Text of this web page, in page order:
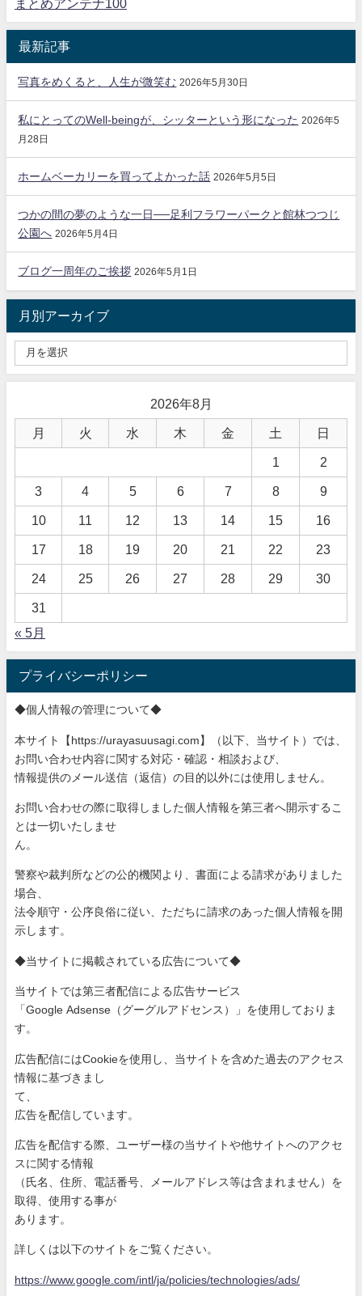
まとめアンテナ100
最新記事
写真をめくると、人生が微笑む 2026年5月30日
私にとってのWell-beingが、シッターという形になった 2026年5
月28日
ホームベーカリーを買ってよかった話 2026年5月5日
つかの間の夢のような一日──足利フラワーパークと館林つつじ
公園へ 2026年5月4日
ブログ一周年のご挨拶 2026年5月1日
月別アーカイブ
2026年8月
月 火 水 木 金 土 日
1 2
3 4 5 6 7 8 9
10 11 12 13 14 15 16
17 18 19 20 21 22 23
24 25 26 27 28 29 30
31
« 5月
プライバシーポリシー
◆個人情報の管理について◆
本サイト【https://urayasuusagi.com】（以下、当サイト）では、
お問い合わせ内容に関する対応・確認・相談および、
情報提供のメール送信（返信）の目的以外には使用しません。
お問い合わせの際に取得しました個人情報を第三者へ開示するこ
と は一切いたしませ
ん。
警察や裁判所などの公的機関より、書面による請求がありました
場合、
法令順守・公序良俗に従い、ただちに請求のあった個人情報を開
示 します。
◆当サイトに掲載されている広告について◆
当サイトでは第三者配信による広告サービス
「Google Adsense（グーグルアドセンス）」を使用しておりま
す。
広告配信にはCookieを使用し、当サイトを含めた過去のアク セス
情報に基づきまし
て、
広告を配信しています。
広告を配信する際、ユーザー様の当サイトや他サイトへのアクセ
ス に関する情報
（氏名、住所、電話番号、メールアドレス等は含まれません）を
取得、使用する事が
あります。
詳しくは以下のサイトをご覧ください。
https://www.google.com/intl/ja/policies/technologies/ads/